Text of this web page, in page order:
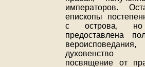
императоров.
епископы
с острова, но
предоставлена
духовенство
посвящение от